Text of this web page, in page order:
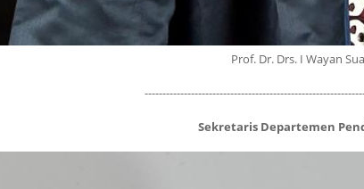
Prof. Dr. Drs. I Wayan
Sekretaris Departemen